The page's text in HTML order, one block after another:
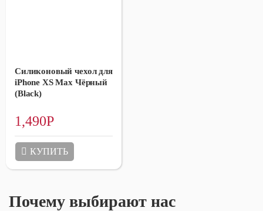
Силиконовый чехол для
iPhone XS Max Чёрный
(Black)
1,490Р
КУПИТЬ
Почему выбирают нас